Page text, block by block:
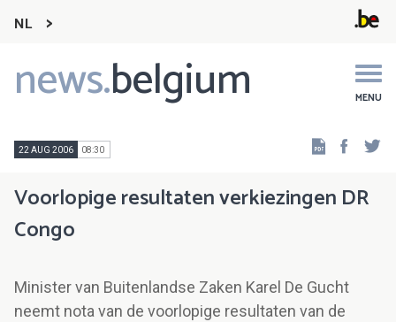
NL
news.belgium MENU
Main
navigation
22 AUG 2006 08:30
Voorlopige resultaten verkiezingen DR
Congo
Minister van Buitenlandse Zaken Karel De Gucht
neemt nota van de voorlopige resultaten van de